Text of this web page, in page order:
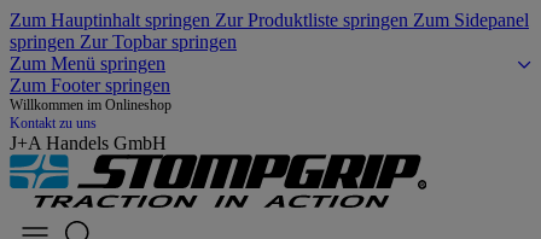
Zum Hauptinhalt springen Zur Produktliste springen Zum Sidepanel
springen Zur Topbar springen
Zum Menü springen
Zum Footer springen
Willkommen im Onlineshop
Kontakt zu uns
J+A Handels GmbH